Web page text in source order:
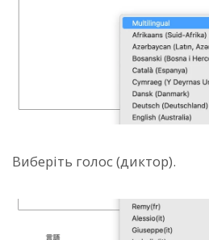
Виберіть голос (диктор).